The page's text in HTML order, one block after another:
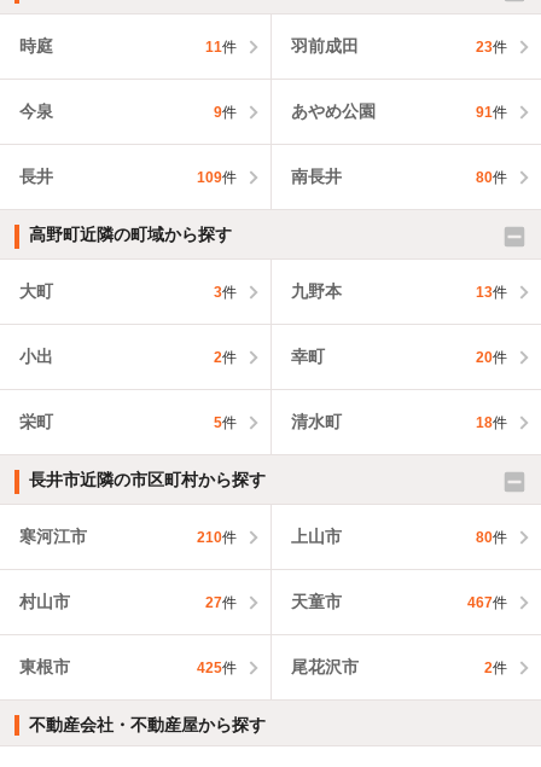
時庭 11件 羽前成田 23件
今泉 9件 あやめ公園 91件
長井 109件 南長井 80件
高野町近隣の町域から探す
大町 3件 九野本 13件
小出 2件 幸町 20件
栄町 5件 清水町 18件
長井市近隣の市区町村から探す
寒河江市 210件 上山市 80件
村山市 27件 天童市 467件
東根市 425件 尾花沢市 2件
不動産会社・不動産屋から探す